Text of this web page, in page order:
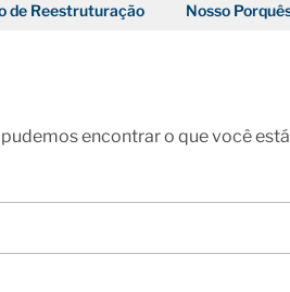
de Reestruturação Nosso
encontrar o que você